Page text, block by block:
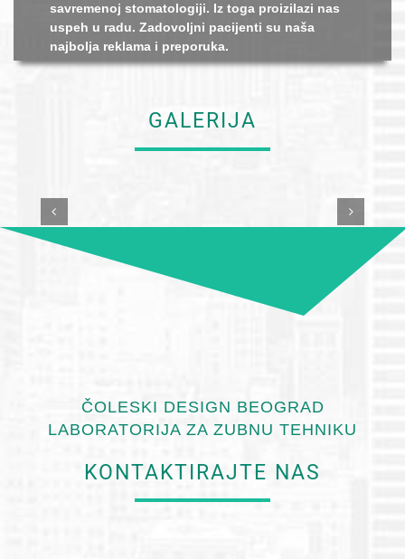
savremenoj stomatologiji. Iz toga proizilazi nas
uspeh u radu. Zadovoljni pacijenti su naša
najbolja reklama i preporuka.
GALERIJA
ČOLESKI DESIGN BEOGRAD
LABORATORIJA ZA ZUBNU TEHNIKU
KONTAKTIRAJTE NAS